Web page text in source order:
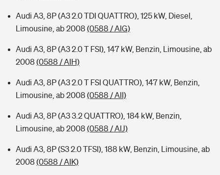
Audi A3, 8P (A3 2.0 TDI QUATTRO), 125 kW, Diesel,
Limousine, ab 2008 (0588 / AIG)
Audi A3, 8P (A3 2.0 T FSI), 147 kW, Benzin, Limousine, ab
2008 (0588 / AIH)
Audi A3, 8P (A3 2.0 T FSI QUATTRO), 147 kW, Benzin,
Limousine, ab 2008 (0588 / AII)
Audi A3, 8P (A3 3.2 QUATTRO), 184 kW, Benzin,
Limousine, ab 2008 (0588 / AIJ)
Audi A3, 8P (S3 2.0 TFSI), 188 kW, Benzin, Limousine, ab
2008 (0588 / AIK)